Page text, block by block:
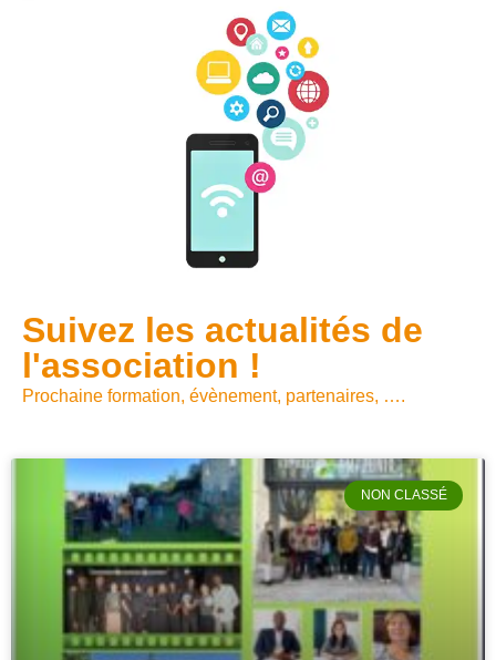
Suivez les actualités de
l'association !
Prochaine formation, évènement, partenaires, ….
NON CLASSÉ